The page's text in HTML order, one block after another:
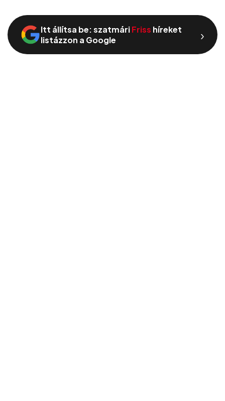
Itt állítsa be: szatmáriFriss híreket
listázzon a Google
›